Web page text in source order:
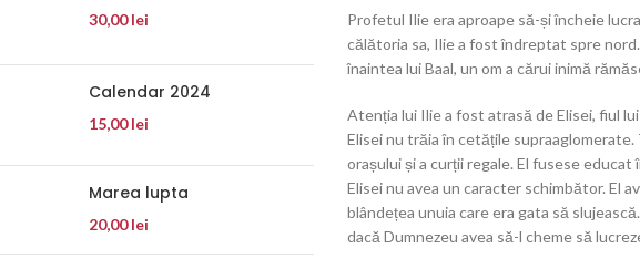
30,00lei
Calendar 2024
15,00lei
Marea lupta
20,00lei
Profetul Ilie era aproape să-și încheie
călătoria sa, Ilie a fost îndreptat spre
înaintea lui Baal, un om a cărui inimă
Atenția lui Ilie a fost atrasă de Elisei, fiul
Elisei nu trăia în cetățile
orașului și a curții regale. El fusese
Elisei nu avea un caracter schimbător. El
blândețea unuia care era gata să
dacă Dumnezeu avea să-l cheme să